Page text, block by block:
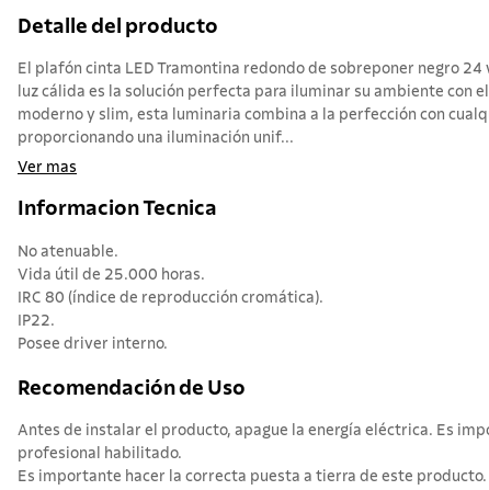
Detalle del producto
El plafón cinta LED Tramontina redondo de sobreponer negro
luz cálida es la solución perfecta para iluminar su ambiente con
moderno y slim, esta luminaria combina a la perfección con
proporcionando una iluminación unif...
Ver mas
Informacion Tecnica
No atenuable.
Vida útil de 25.000 horas.
IRC 80 (índice de reproducción cromática).
IP22.
Posee driver interno.
Recomendación de Uso
Antes de instalar el producto, apague la energía eléctrica. Es
profesional habilitado.
Es importante hacer la correcta puesta a tierra de este producto.